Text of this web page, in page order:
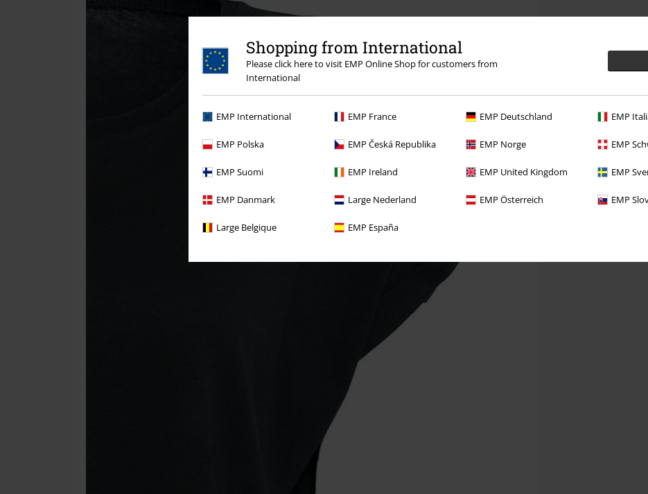
Shopping from International
Please click here to visit EMP Online Shop for customers from
International
EMP International EMP France EMP Deutschland EMP
EMP Polska EMP Česká Republika EMP Norge EMP
EMP Suomi EMP Ireland EMP United Kingdom EMP
EMP Danmark Large Nederland EMP Österreich EMP
Large Belgique EMP España